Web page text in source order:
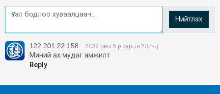
Нийтлэх
122.201.22.158 2022 оны 5-р сарын 23 -нд
Миний ах мудаг амжилт
Reply